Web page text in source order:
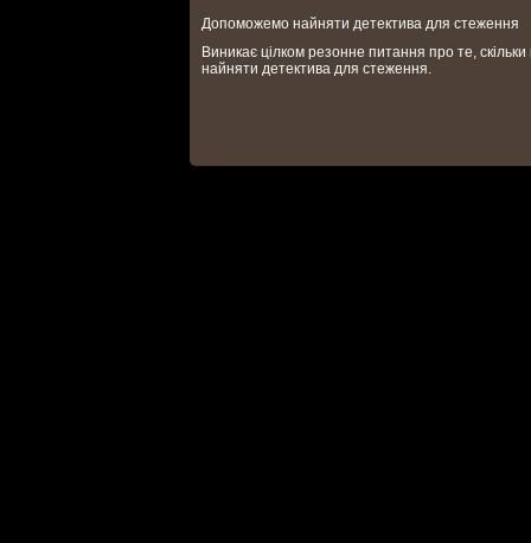
Допоможемо найняти детектива для стеження
Виникає цілком резонне питання про те,
найняти детектива для стеження.